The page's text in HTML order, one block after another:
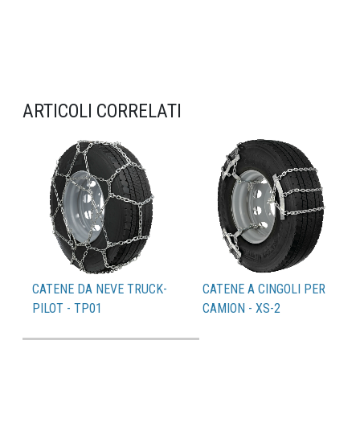
ARTICOLI CORRELATI
CATENE DA NEVE TRUCK-
PILOT - TP01
CATENE A CINGOLI PER
CAMION - XS-2